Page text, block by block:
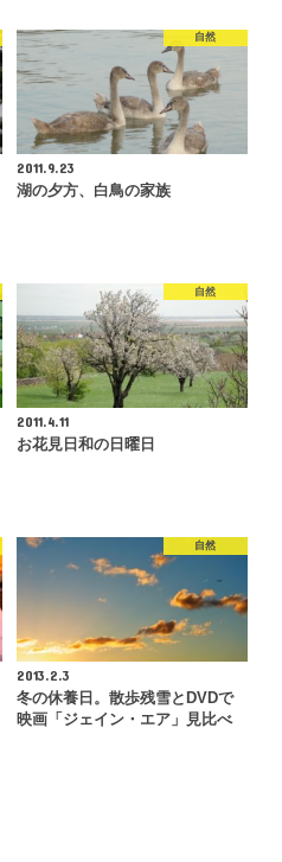
自然
2011.9.23
湖の夕方、白鳥の家族
自然
2011.4.11
お花見日和の日曜日
自然
2013.2.3
冬の休養日。散歩残雪とDVDで
映画「ジェイン・エア」見比べ